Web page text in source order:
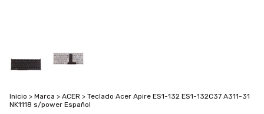
Inicio > Marca > ACER > Teclado Acer Apire ES1-132 ES1-132C37 A311-31
NK1118 s/power Español